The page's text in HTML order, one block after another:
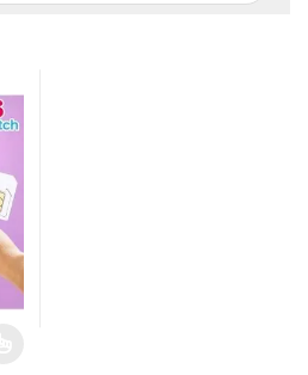
Les options peuvent être